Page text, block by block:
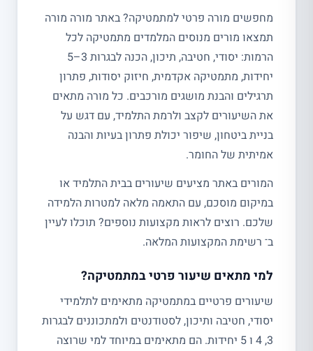
מחפשים מורה פרטי למתמטיקה? באתר מורה מורה
תמצאו מורים מנוסים המלמדים מתמטיקה לכל
הרמות: יסודי, חטיבה, תיכון, הכנה לבגרות 3–5
יחידות, מתמטיקה אקדמית, חיזוק יסודות, פתרון
תרגילים והבנת מושגים מורכבים. כל מורה מתאים
את השיעורים לקצב ולרמת התלמיד, עם דגש על
בניית ביטחון, שיפור יכולת פתרון בעיות והבנה
אמיתית של החומר.
המורים באתר מציעים שיעורים בבית התלמיד או
במיקום מוסכם, עם התאמה מלאה למטרות הלמידה
שלכם. רוצים לראות מקצועות נוספים? תוכלו לעיין
ב־ רשימת המקצועות המלאה.
למי מתאים שיעור פרטי במתמטיקה?
שיעורים פרטיים במתמטיקה מתאימים לתלמידי
יסודי, חטיבה ותיכון, לסטודנטים ולמתכוננים לבגרות
3, 4 ו 5 יחידות. הם מתאימים במיוחד למי שרוצה